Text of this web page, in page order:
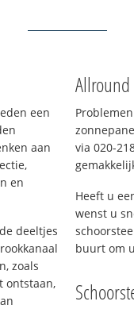
een
aan
en
deeltjes
zoals
ontstaan,
via 020-
Heeft u
wenst u
buurt om